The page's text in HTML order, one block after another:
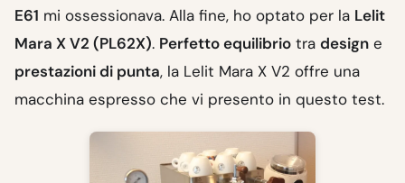
E61 mi ossessionava. Alla fine, ho optato per la Lelit
Mara X V2 (PL62X). Perfetto equilibrio tra design e
prestazioni di punta, la Lelit Mara X V2 offre una
macchina espresso che vi presento in questo test.